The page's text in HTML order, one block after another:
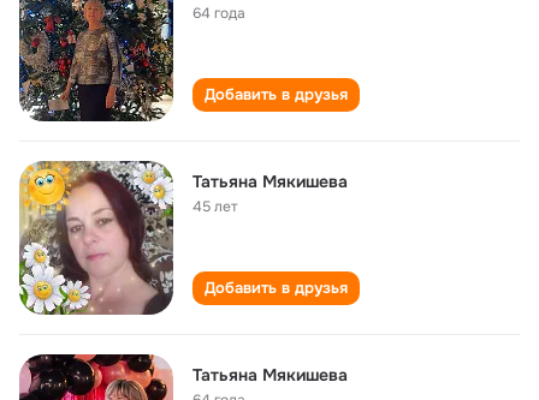
64 года
Добавить в друзья
Татьяна Мякишева
45 лет
Добавить в друзья
Татьяна Мякишева